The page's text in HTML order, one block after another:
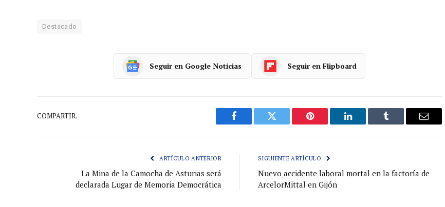
Destacado
Seguir en Google Noticias Seguir en Flipboard
COMPARTIR.
Facebook Gorjeo Pinterest LinkedIn Tumblr
Correo
ARTÍCULO ANTERIOR
La Mina de la Camocha de Asturias será
declarada Lugar de Memoria Democrática
SIGUIENTE ARTÍCULO
Nuevo accidente laboral mortal en la factoría de
ArcelorMittal en Gijón